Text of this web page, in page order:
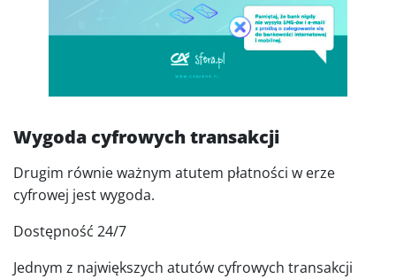
Wygoda cyfrowych transakcji
Drugim równie ważnym atutem płatności w erze
cyfrowej jest wygoda.
Dostępność 24/7
Jednym z największych atutów cyfrowych transakcji